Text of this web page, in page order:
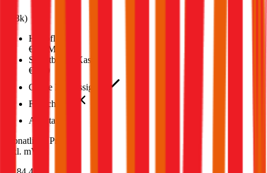
1,8k)
Haftpflicht
€ 35 Mio.
Selbstbehalt Kasko
€ 500
Grobe Fahrlässigkeit
Freischaden
Assistance
Monatliche Prämie
inkl. mVSt.